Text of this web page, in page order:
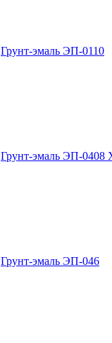
Грунт-эмаль ЭП-0110
Грунт-эмаль ЭП-0408
Грунт-эмаль ЭП-046